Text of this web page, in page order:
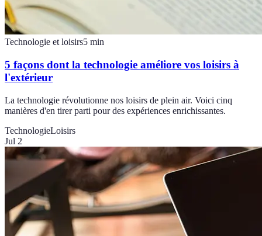
Technologie et loisirs5 min
5 façons dont la technologie améliore vos loisirs à
l'extérieur
La technologie révolutionne nos loisirs de plein air. Voici cinq
manières d'en tirer parti pour des expériences enrichissantes.
TechnologieLoisirs
Jul 2